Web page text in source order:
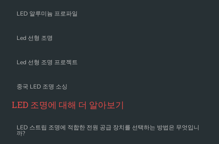
LED 알루미늄 프로파일
Led 선형 조명
Led 선형 조명 프로젝트
중국 LED 조명 소싱
LED 조명에 대해 더 알아보기
LED 스트립 조명에 적합한 전원 공급 장치를 선택하는 방법은 무엇입니
까?